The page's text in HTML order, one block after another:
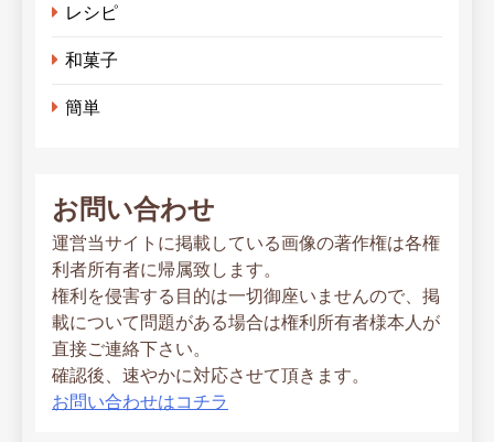
レシピ
和菓子
簡単
お問い合わせ
運営当サイトに掲載している画像の著作権は各権
利者所有者に帰属致します。
権利を侵害する目的は一切御座いませんので、掲
載について問題がある場合は権利所有者様本人が
直接ご連絡下さい。
確認後、速やかに対応させて頂きます。
お問い合わせはコチラ